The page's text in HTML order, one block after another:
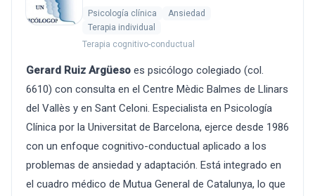
Psicología clínica
Ansiedad
Terapia individual
Terapia cognitivo-conductual
Gerard Ruiz Argüeso es psicólogo colegiado (col.
6610) con consulta en el Centre Mèdic Balmes de Llinars
del Vallès y en Sant Celoni. Especialista en Psicología
Clínica por la Universitat de Barcelona, ejerce desde 1986
con un enfoque cognitivo-conductual aplicado a los
problemas de ansiedad y adaptación. Está integrado en
el cuadro médico de Mutua General de Catalunya, lo que